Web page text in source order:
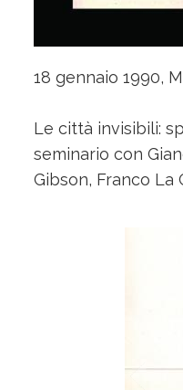
18 gennaio 1990,
Le città invisibili:
seminario con
Gibson, Franco La